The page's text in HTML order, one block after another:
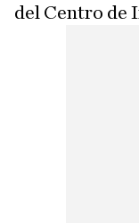
del Centro de